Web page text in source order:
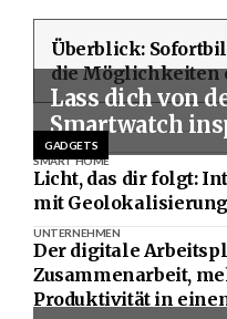
Überblick:
die Möglichkeiten
Lass dich von
Smartwatch
GADGETS
Licht, das dir folgt:
mit Geolokalisierung
SMART HOME
Der digitale
Zusammenarbeit,
Produktivität in
UNTERNEHMEN